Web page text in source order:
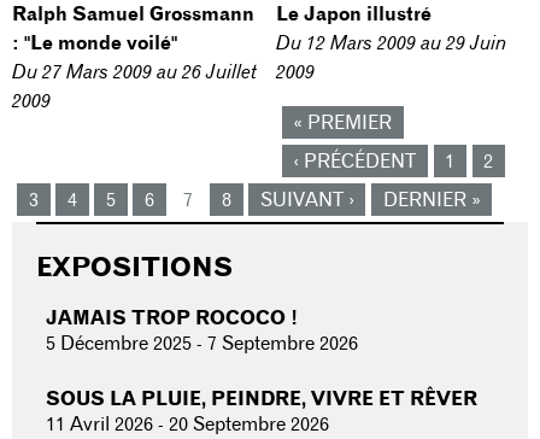
Ralph Samuel Grossmann
: "Le monde voilé"
Du 27 Mars 2009au 26 Juillet
2009
Le Japon illustré
Du 12 Mars 2009au 29 Juin
2009
« PREMIER
‹ PRÉCÉDENT
1
2
3
4 5 6 7 8 SUIVANT › DERNIER »
EXPOSITIONS
JAMAIS TROP ROCOCO !
5 Décembre 2025- 7 Septembre 2026
SOUS LA PLUIE, PEINDRE, VIVRE ET RÊVER
11 Avril 2026- 20 Septembre 2026